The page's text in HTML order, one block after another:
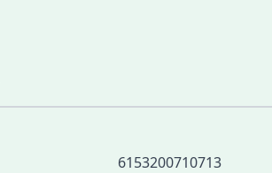
6153200710713